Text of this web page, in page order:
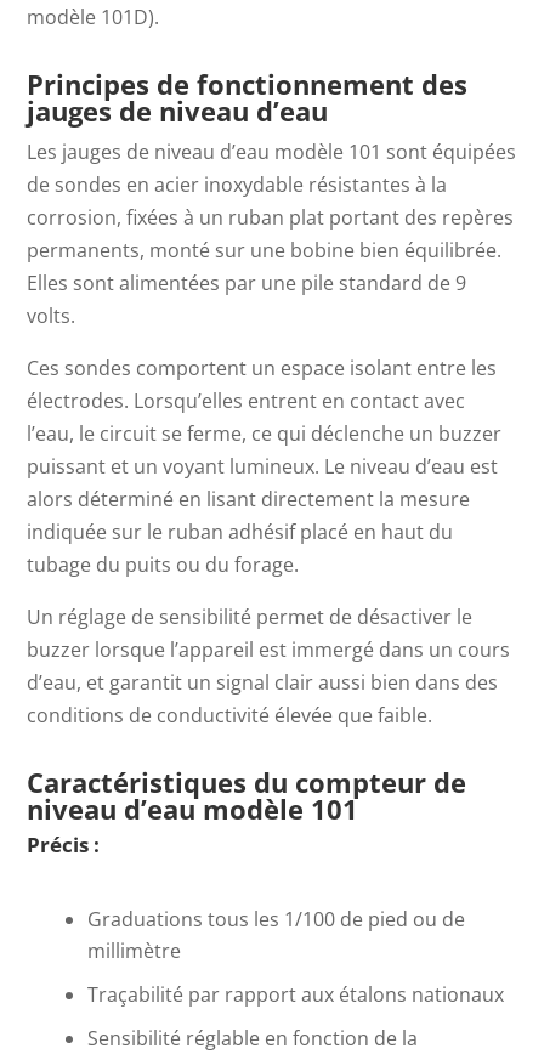
modèle 101D).
Principes de fonctionnement des
jauges de niveau d’eau
Les jauges de niveau d’eau modèle 101 sont équipées
de sondes en acier inoxydable résistantes à la
corrosion, fixées à un ruban plat portant des repères
permanents, monté sur une bobine bien équilibrée.
Elles sont alimentées par une pile standard de 9
volts.
Ces sondes comportent un espace isolant entre les
électrodes. Lorsqu’elles entrent en contact avec
l’eau, le circuit se ferme, ce qui déclenche un buzzer
puissant et un voyant lumineux. Le niveau d’eau est
alors déterminé en lisant directement la mesure
indiquée sur le ruban adhésif placé en haut du
tubage du puits ou du forage.
Un réglage de sensibilité permet de désactiver le
buzzer lorsque l’appareil est immergé dans un cours
d’eau, et garantit un signal clair aussi bien dans des
conditions de conductivité élevée que faible.
Caractéristiques du compteur de
niveau d’eau modèle 101
Précis :
Graduations tous les 1/100 de pied ou de
millimètre
Traçabilité par rapport aux étalons nationaux
Sensibilité réglable en fonction de la